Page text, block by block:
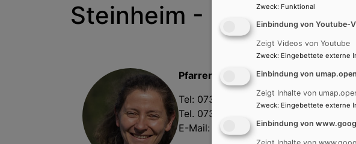
Steinheim - Pfarrerinnen
Pfarrerin Pia Heutling
Tel: 07308 - 24 50
Tel. 07308 - 92 30 75
E-Mail:
pia.heutling@elkb.de
Zweck: Funktional
Einbindung von Youtube-
Zeigt Videos von Youtube
Zweck: Eingebettete externe
Einbindung von
Zeigt Inhalte von
Zweck: Eingebettete externe
Einbindung von